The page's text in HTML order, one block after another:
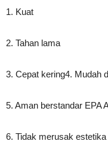
1. Kuat
2. Tahan lama
3. Cepat kering4. Mudah
5. Aman berstandar EPA
6. Tidak merusak estetika